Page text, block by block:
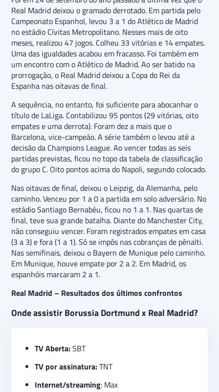
Real Madrid deixou o gramado derrotado. Em partida pelo
Campeonato Espanhol, levou 3 a 1 do Atlético de Madrid
no estádio Cívitas Metropolitano. Nesses mais de oito
meses, realizou 47 jogos. Colheu 33 vitórias e 14 empates.
Uma das igualdades acabou em fracasso. Foi também em
um encontro com o Atlético de Madrid. Ao ser batido na
prorrogação, o Real Madrid deixou a Copa do Rei da
Espanha nas oitavas de final.
A sequência, no entanto, foi suficiente para abocanhar o
título de LaLiga. Contabilizou 95 pontos (29 vitórias, oito
empates e uma derrota). Foram dez a mais que o
Barcelona, vice-campeão. A série também o levou até a
decisão da Champions League. Ao vencer todas as seis
partidas previstas, ficou no topo da tabela de classificação
do grupo C. Oito pontos acima do Napoli, segundo colocado.
Nas oitavas de final, deixou o Leipzig, da Alemanha, pelo
caminho. Venceu por 1 a 0 a partida em solo adversário. No
estádio Santiago Bernabéu, ficou no 1 a 1. Nas quartas de
final, teve sua grande batalha. Diante do Manchester City,
não conseguiu vencer. Foram registrados empates em casa
(3 a 3) e fora (1 a 1). Só se impôs nas cobranças de pênalti.
Nas semifinais, deixou o Bayern de Munique pelo caminho.
Em Munique, houve empate por 2 a 2. Em Madrid, os
espanhóis marcaram 2 a 1.
Real Madrid – Resultados dos últimos confrontos
Onde assistir Borussia Dortmund x Real Madrid?
TV Aberta:SBT
TV por assinatura:TNT
Internet/streaming: Max